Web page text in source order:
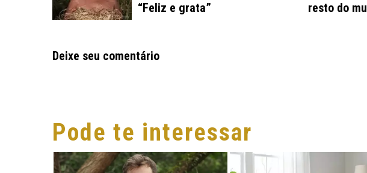
“Feliz e grata”
resto do
Deixe seu comentário
Pode te interessar